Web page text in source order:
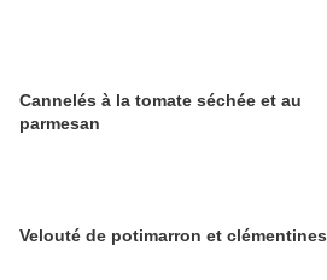
Cannelés à la tomate séchée et au
parmesan
Velouté de potimarron et clémentines